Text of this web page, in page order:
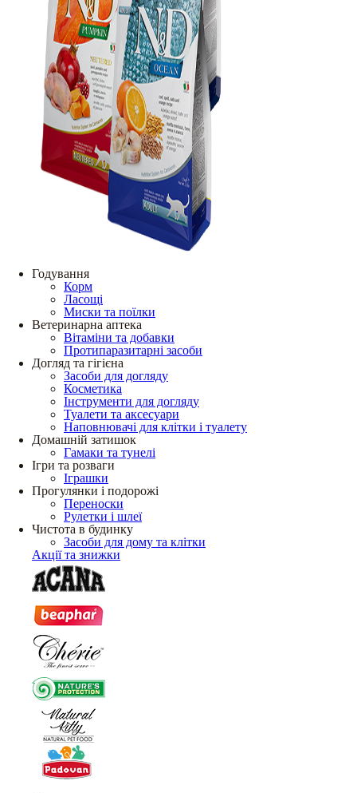
Годування
Корм
Ласощі
Миски та поїлки
Ветеринарна аптека
Вітаміни та добавки
Протипаразитарні засоби
Догляд та гігієна
Засоби для догляду
Косметика
Інструменти для догляду
Туалети та аксесуари
Наповнювачі для клітки і туалету
Домашній затишок
Гамаки та тунелі
Ігри та розваги
Іграшки
Прогулянки і подорожі
Переноски
Рулетки і шлеї
Чистота в будинку
Засоби для дому та клітки
Акції та знижки